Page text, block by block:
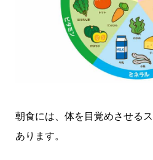
朝食には、体を目覚めさせる
あります。